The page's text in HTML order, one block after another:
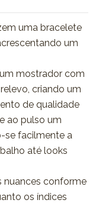
uma bracelete
um
mostrador com
criando um
de qualidade
ao pulso um
se facilmente a
até looks
nuances conforme
os índices